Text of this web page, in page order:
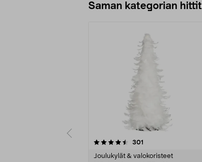
Saman kategorian
301
Joulukylät & valokoristeet
4.0 viidestä